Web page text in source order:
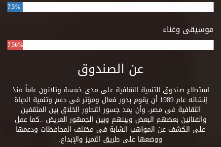
7.5%
موسيقى وغناء
7.56%
عن الصندوق
استطاع صندوق التنمية الثقافية على مدى خمسة وثلاثون عاماً منذ
إنشائه عام 1989 أن يقوم بدور فعال ومؤثر فى دعم وتنمية الحياة
الثقافية فى مصر، وأن يمد جسور التحاور الخلاق بين المثقفين
والفنانين بعضهم البعض وبينهم وبين الجمهور العريض ..كما عمل
على الكشف عن المواهب الشابة فى مختلف المحافظات ودعمها
ووضعها على طريق التميز والإبداع.